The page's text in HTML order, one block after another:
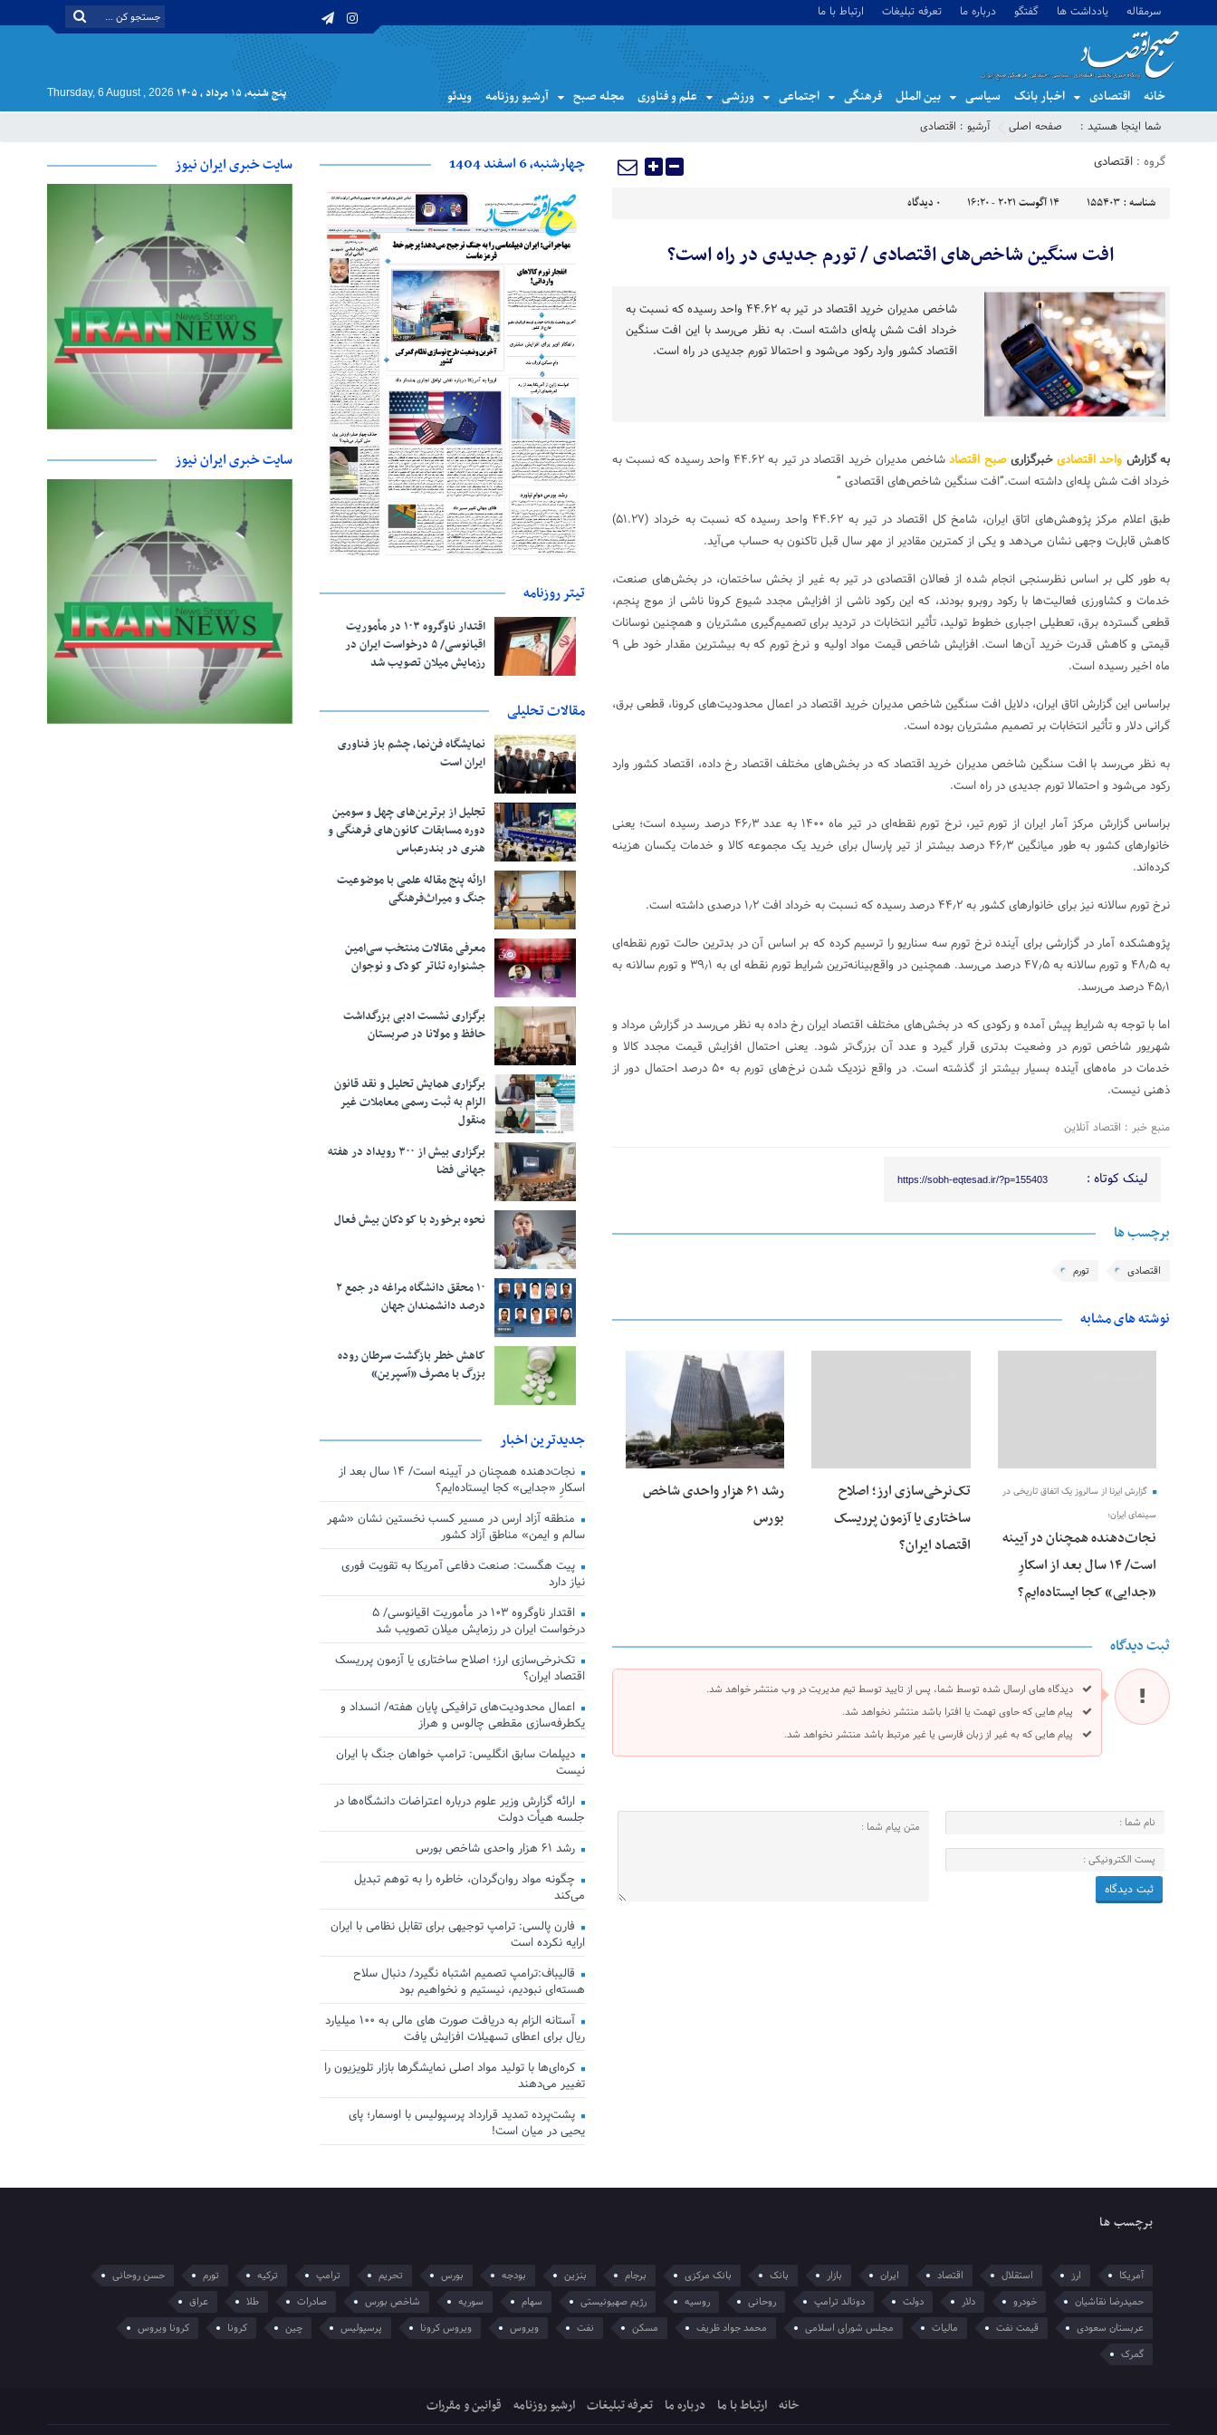
سرمقاله یادداشت ها گفتگو درباره ما تعرفه تبلیغات ارتباط با ما
خانه اقتصادی اخبار بانک سیاسی بین الملل فرهنگی اجتماعی ورزشی علم و فناوری مجله صبح آرشیو روزنامه ویدئو پنج شنبه, ۱۵ مرداد , ۱۴۰۵ Thursday, 6 August , 2026
شما اینجا هستید : صفحه اصلی آرشیو : اقتصادی
گروه : اقتصادی
شناسه : 155403 14 آگوست 2021 - 16:20 0 دیدگاه
افت سنگین شاخص‌های اقتصادی / تورم جدیدی در راه است؟
شاخص مدیران خرید اقتصاد در تیر به ۴۴.۶۲ واحد رسیده که نسبت به
خرداد افت شش پله‌ای داشته است. به نظر می‌رسد با این افت سنگین
اقتصاد کشور وارد رکود می‌شود و احتمالا تورم جدیدی در راه است.
به گزارش واحد اقتصادیخبرگزاریصبح اقتصاد
شاخص مدیران خرید اقتصاد در تیر به ۴۴.۶۲ واحد رسیده که نسبت به
خرداد افت شش پله‌ای داشته است.”افت سنگین شاخص‌های اقتصادی ”
طبق اعلام مرکز پژوهش‌های اتاق ایران، شامخ کل اقتصاد در تیر به ۴۴.۶۲ واحد رسیده که نسبت به خرداد (۵۱.۲۷)
کاهش قابل‌ت وجهی نشان می‌دهد و یکی از کمترین مقادیر از مهر سال قبل تاکنون به‌ حساب می‌آید.
به‌ طور کلی بر اساس نظرسنجی انجام شده از فعالان اقتصادی در تیر به‌ غیر از بخش ساختمان، در بخش‌های صنعت،
خدمات و کشاورزی فعالیت‌ها با رکود روبرو بودند، که این رکود ناشی از افزایش مجدد شیوع کرونا ناشی از موج پنجم،
قطعی گسترده برق، تعطیلی اجباری خطوط تولید، تأثیر انتخابات در تردید برای تصمیم‌گیری مشتریان و همچنین نوسانات
قیمتی و کاهش قدرت خرید آن‌ها است. افزایش شاخص قیمت مواد اولیه و نرخ تورم که به بیشترین مقدار خود طی ۹
ماه اخیر رسیده است.
براساس این گزارش اتاق ایران، دلایل افت سنگین شاخص مدیران خرید اقتصاد در اعمال محدودیت‌های کرونا، قطعی برق،
گرانی دلار و تأثیر انتخابات بر تصمیم مشتریان بوده است.
به نظر می‌رسد با افت سنگین شاخص مدیران خرید اقتصاد که در بخش‌های مختلف اقتصاد رخ داده، اقتصاد کشور وارد
رکود می‌شود و احتمالا تورم جدیدی در راه است.
براساس گزارش مرکز آمار ایران از تورم تیر، نرخ تورم نقطه‌ای در تیر ماه ۱۴۰۰ به عدد ۴۶٫۳ درصد رسیده است؛ یعنی
خانوارهای کشور به طور میانگین ۴۶٫۳ درصد بیشتر از تیر پارسال برای خرید یک مجموعه کالا و خدمات یکسان هزینه
کرده‌اند.
نرخ تورم سالانه نیز برای خانوارهای کشور به ۴۴٫۲ درصد رسیده که نسبت به خرداد افت ۱٫۲ درصدی داشته است.
پژوهشکده آمار در گزارشی برای آینده نرخ تورم سه سناریو را ترسیم کرده که بر اساس آن در بدترین حالت تورم نقطه‌ای
به ۴۸٫۵ و تورم سالانه به ۴۷٫۵ درصد می‌رسد. همچنین در واقع‌بینانه‌ترین شرایط تورم نقطه ای به ۳۹٫۱ و تورم سالانه به
۴۵٫۱ درصد می‌رسد.
اما با توجه به شرایط پیش آمده و رکودی که در بخش‌های مختلف اقتصاد ایران رخ داده به نظر می‌رسد در گزارش مرداد و
شهریور شاخص تورم در وضعیت بدتری قرار گیرد و عدد آن بزرگ‌تر شود. یعنی احتمال افزایش قیمت‌ مجدد کالا و
خدمات در ماه‌های آینده بسیار بیشتر از گذشته است. در واقع نزدیک شدن نرخ‌های تورم به ۵۰ درصد احتمال دور از
ذهنی نیست.
منبع خبر : اقتصاد آنلاین
لینک کوتاه : https://sobh-eqtesad.ir/?p=155403
برچسب ها
اقتصادی تورم
نوشته های مشابه
گزارش ایرنا از سالروز یک اتفاق تاریخی در
سینمای ایران؛
نجات‌دهنده‌ همچنان در آیینه
است/ ۱۴ سال بعد از اسکارِ
«جدایی» کجا ایستاده‌ایم؟
تک‌نرخی‌سازی ارز؛ اصلاح
ساختاری یا آزمون پرریسک
اقتصاد ایران؟
رشد ۶۱ هزار واحدی شاخص
بورس
ثبت دیدگاه
دیدگاه های ارسال شده توسط شما، پس از تایید توسط تیم مدیریت در وب منتشر خواهد شد.
پیام هایی که حاوی تهمت یا افترا باشد منتشر نخواهد شد.
پیام هایی که به غیر از زبان فارسی یا غیر مرتبط باشد منتشر نخواهد شد.
چهارشنبه، 6 اسفند 1404
تیتر روزنامه
اقتدار ناوگروه ۱۰۳ در مأموریت‌
اقیانوسی/ ۵ درخواست ایران در
رزمایش میلان تصویب شد
مقالات تحلیلی
نمایشگاه فن‌نما، چشم باز فناوری
ایران است
تجلیل از بر‌ترین‌های چهل و سومین
دوره مسابقات کانون‌های فرهنگی و
هنری در بندرعباس
ارائه پنج مقاله علمی با موضوعیت
جنگ و میراث‌فرهنگی
معرفی مقالات منتخب سی‌امین
جشنواره تئاتر کودک و نوجوان
برگزاری نشست ادبی بزرگداشت
حافظ و مولانا در صربستان
برگزاری همایش تحلیل و نقد قانون
الزام به ثبت رسمی معاملات غیر
منقول
برگزاری بیش از ۳۰۰ رویداد در هفته
جهانی فضا
نحوه برخورد با کودکان بیش فعال
۱۰ محقق دانشگاه مراغه در جمع ۲
درصد دانشمندان جهان
کاهش خطر بازگشت سرطان روده
بزرگ با مصرف «آسپرین»
جدیدترین اخبار
نجات‌دهنده‌ همچنان در آیینه است/ ۱۴ سال بعد از
اسکارِ «جدایی» کجا ایستاده‌ایم؟
منطقه آزاد ارس در مسیر کسب نخستین نشان «شهر
سالم و ایمن» مناطق آزاد کشور
پیت هگست: صنعت دفاعی آمریکا به تقویت فوری
نیاز دارد
اقتدار ناوگروه ۱۰۳ در مأموریت‌ اقیانوسی/ ۵
درخواست ایران در رزمایش میلان تصویب شد
تک‌نرخی‌سازی ارز؛ اصلاح ساختاری یا آزمون پرریسک
اقتصاد ایران؟
اعمال محدودیت‌های ترافیکی پایان هفته/ انسداد و
یکطرفه‌سازی مقطعی چالوس و هراز
دیپلمات سابق انگلیس:‌ ترامپ خواهان جنگ با ایران
نیست
ارائه گزارش وزیر علوم درباره اعتراضات دانشگاه‌ها در
جلسه هیأت دولت
رشد ۶۱ هزار واحدی شاخص بورس
چگونه مواد روان‌گردان، خاطره را به توهم تبدیل
می‌کند
فارن پالسی: ترامپ توجیهی برای تقابل نظامی با ایران
ارایه نکرده است
قالیباف:ترامپ تصمیم اشتباه نگیرد/ دنبال سلاح
هسته‌ای نبودیم، نیستیم و نخواهیم بود
آستانه الزام به دریافت صورت های مالی به ۱۰۰ میلیارد
ریال برای اعطای تسهیلات افزایش یافت
کره‌ای‌ها با تولید مواد اصلی نمایشگرها بازار تلویزیون را
تغییر می‌دهند
پشت‌پرده تمدید قرارداد پرسپولیس با اوسمار؛ پای
یحیی در میان است!
سایت خبری ایران نیوز
سایت خبری ایران نیوز
برچسب ها
آمریکا ارز استقلال اقتصاد ایران بازار بانک بانک مرکزی برجام بنزین بودجه بورس تحریم ترامپ ترکیه تورم
حسن روحانی
حمیدرضا نقاشیان
خودرو دلار دولت دونالد ترامپ روحانی روسیه رژیم صهیونیستی سهام سوریه شاخص بورس صادرات طلا
عراق
عربستان سعودی
قیمت نفت مالیات مجلس شورای اسلامی محمد جواد ظریف مسکن نفت ویروس ویروس کرونا پرسپولیس چین کرونا
کرونا ویروس
گمرک
خانه ارتباط با ما درباره ما تعرفه تبلیغات ارشیو روزنامه قوانین و مقررات